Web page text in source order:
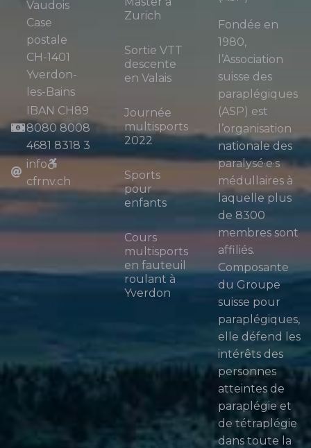
Vaudois
Case
postale
CH-1401
Yverdon-
les-Bains
IBAN CH89
8080 8008
4681 8318 3
info
cfrnv.ch
Zurich
Sortie VTT
descente
en Valais
Journée
multisports
2022
Sports
pour
enfants
Cours
multisports
en fauteuil
roulant à
Yverdon
Fondée en
1980,
l’Association
suisse des
paraplégiques
(ASP) est
l’organisation
nationale des
paralysé·e·s
médullaires à
laquelle plus
de 8300
membres sont
affiliés.
Composante
du Groupe
suisse pour
paraplégiques,
elle défend les
intérêts des
personnes
atteintes de
paraplégie et
de tétraplégie
dans toute la